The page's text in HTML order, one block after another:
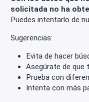
solicitada no ha
Puedes intentarlo de
Sugerencias:
Evita de hacer
Asegúrate de
Prueba con
Intenta con más